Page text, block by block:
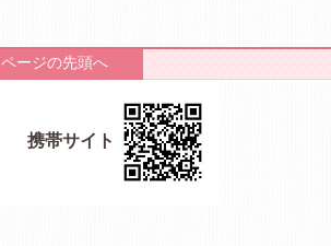
ページの先頭へ
携帯サイト